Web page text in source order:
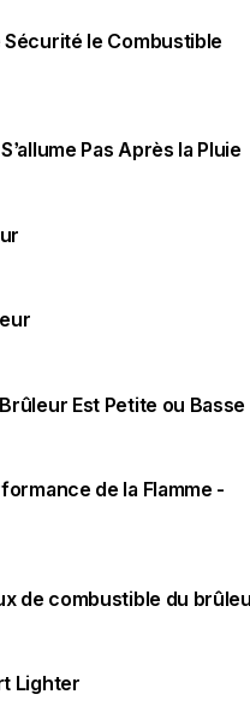
le Combustible
Pas Après la Pluie
Est Petite ou Basse
de la Flamme -
de combustible du
Lighter